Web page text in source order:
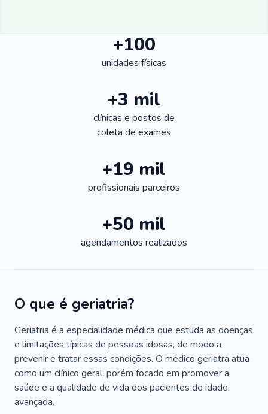
+100
unidades físicas
+3 mil
clínicas e postos de
coleta de exames
+19 mil
profissionais parceiros
+50 mil
agendamentos realizados
O que é geriatria?
Geriatria é a especialidade médica que estuda as doenças
e limitações típicas de pessoas idosas, de modo a
prevenir e tratar essas condições. O médico geriatra atua
como um clínico geral, porém focado em promover a
saúde e a qualidade de vida dos pacientes de idade
avançada.